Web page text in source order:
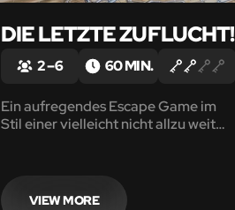
DIE LETZTE ZUFLUCHT!
2 – 6 60 MIN.
Ein aufregendes Escape Game im
Stil einer vielleicht nicht allzu weit
natürlich auch Zombies.
VIEW MORE